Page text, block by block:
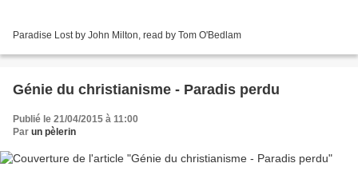
Paradise Lost by John Milton, read by Tom O'Bedlam
Génie du christianisme - Paradis perdu
Publié le 21/04/2015 à 11:00
Par un pèlerin